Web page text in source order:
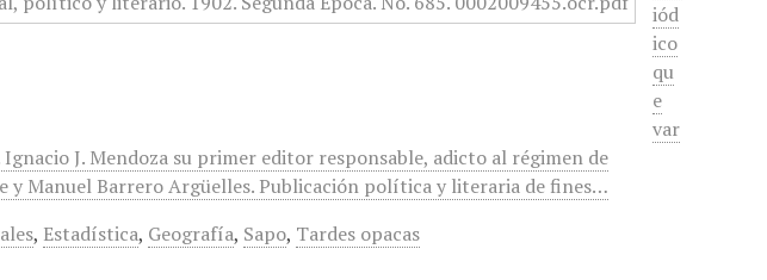
iód
ico
qu
e
var
J. Mendoza su primer editor responsable, adicto al régimen de
y Manuel Barrero Argüelles. Publicación política y literaria de fines…
, Estadística, Geografía, Sapo, Tardes opacas